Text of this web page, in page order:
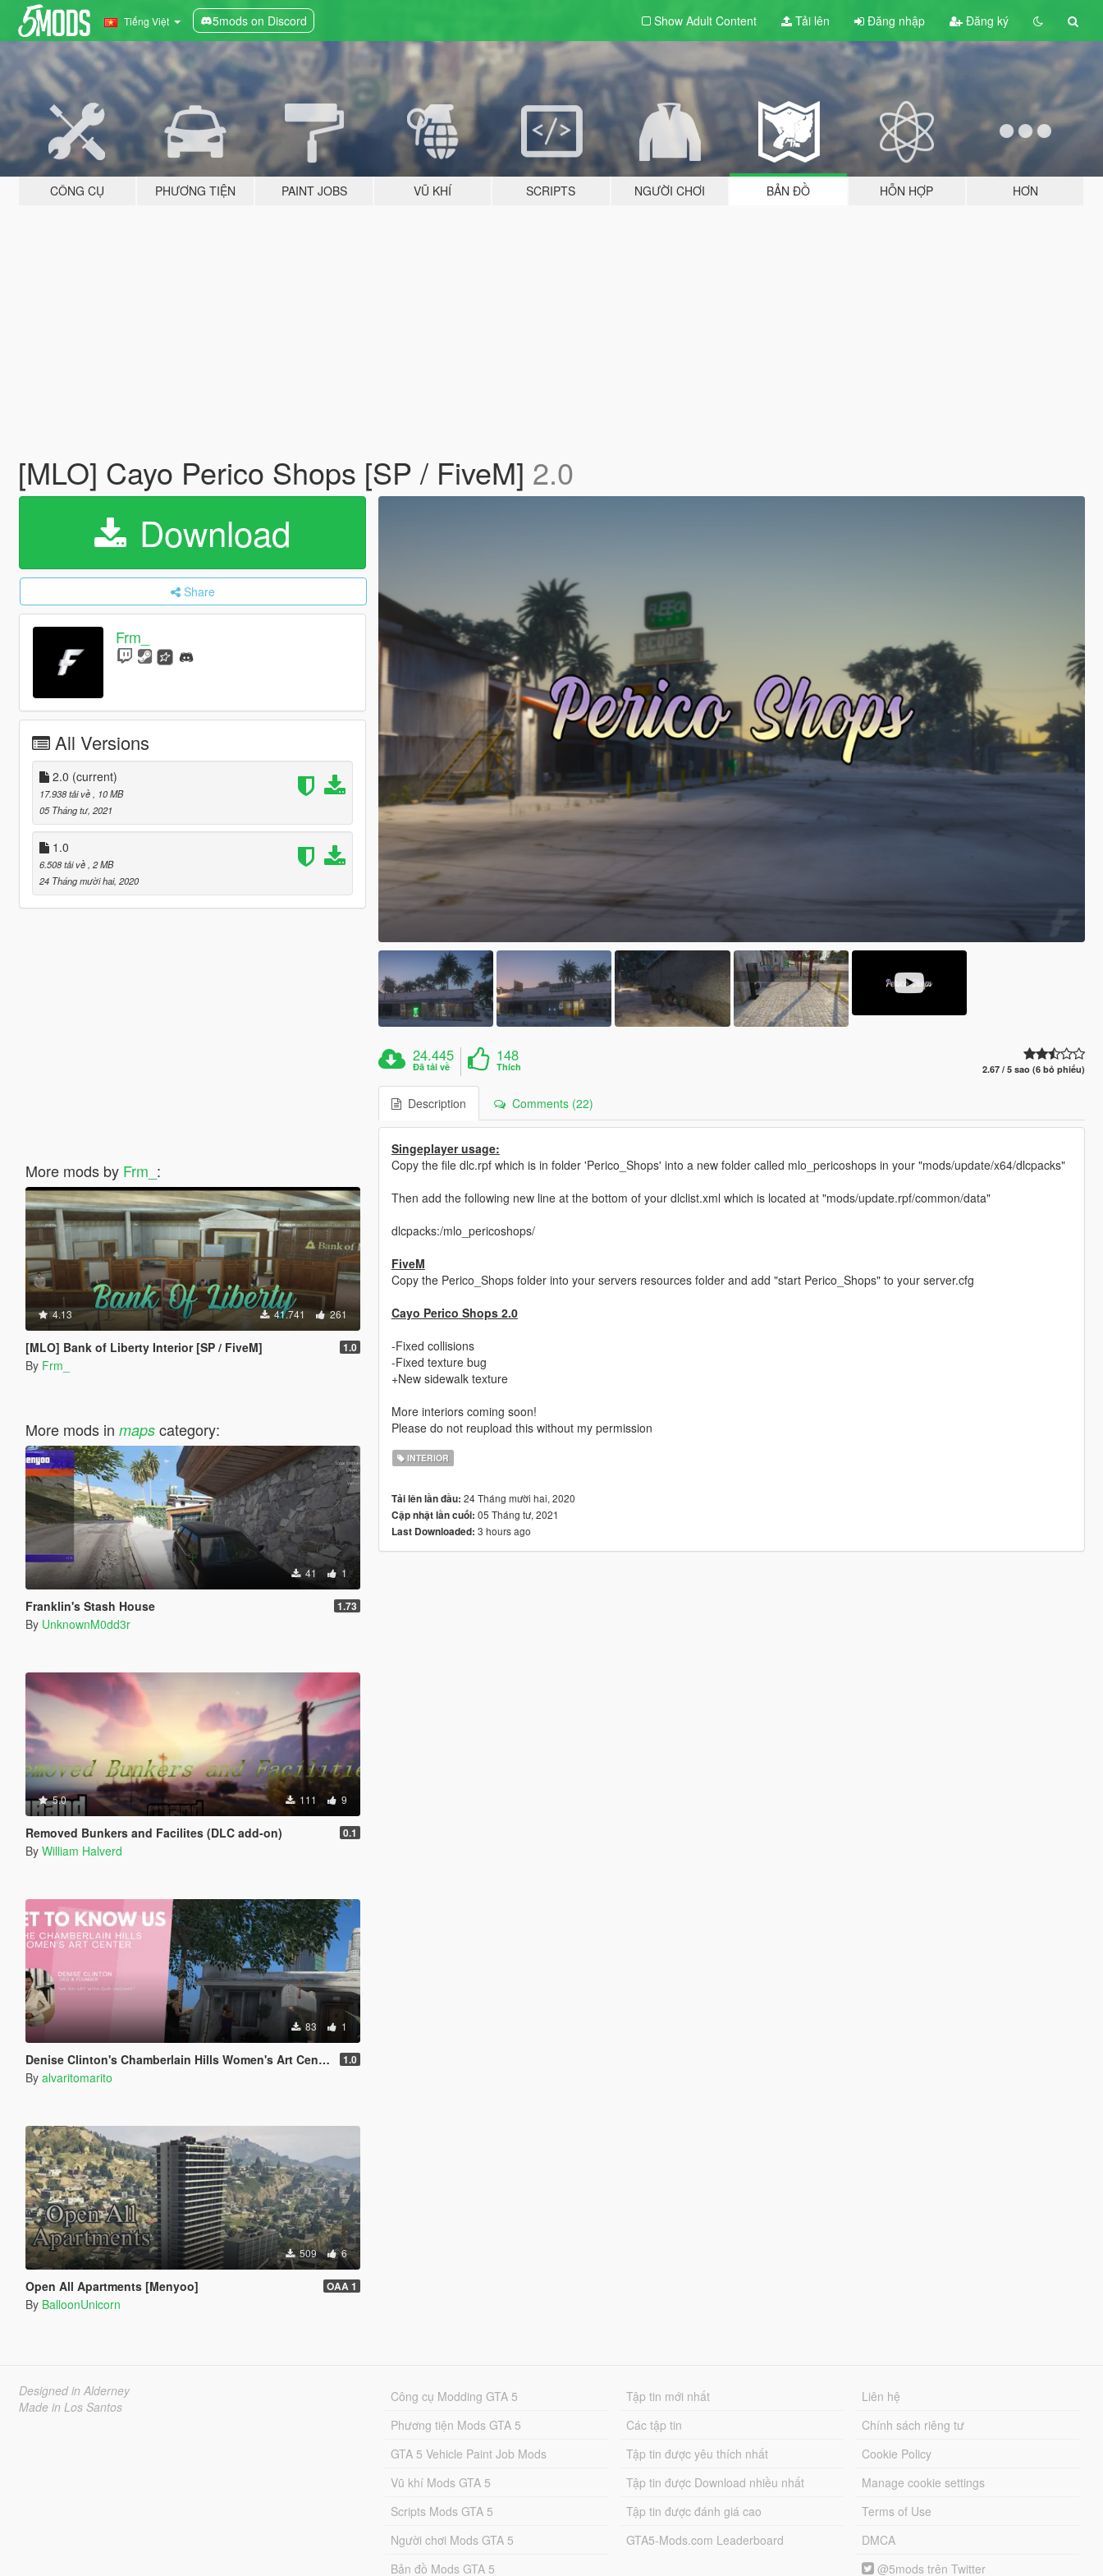
Tiếng Việt 5mods on Discord Show Adult Content Tải lên Đăng nhập Đăng ký
CÔNG CỤ PHƯƠNG TIỆN PAINT JOBS VŨ KHÍ SCRIPTS NGƯỜI CHƠI BẢN ĐỒ HỖN HỢP HƠN
[MLO] Cayo Perico Shops [SP / FiveM] 2.0
Download
Share
Frm_
All Versions
2.0 (current)
17.938 tải về
, 10 MB
05 Tháng tư, 2021
1.0
6.508 tải về , 2 MB
24 Tháng mười hai, 2020
More mods by Frm_ :
4.13 41.741 261
[MLO] Bank of Liberty Interior [SP / FiveM] 1.0
By Frm_
More mods in mapscategory:
41 1
Franklin's Stash House 1.73
By UnknownM0dd3r
5.0 111 9
Removed Bunkers and Facilites (DLC add-on) 0.1
By William Halverd
83 1
Denise Clinton's Chamberlain Hills Women's Art Center 1.0
By alvaritomarito
509 6
Open All Apartments [Menyoo] OAA 1
By BalloonUnicorn
24.445
Đã tải về
148
Thích 2.67 / 5 sao (6 bỏ phiếu)
Description Comments (22)
Singeplayer usage:
Copy the file dlc.rpf which is in folder 'Perico_Shops' into a new folder called mlo_pericoshops in your "mods/update/x64/dlcpacks"
Then add the following new line at the bottom of your dlclist.xml which is located at "mods/update.rpf/common/data"
dlcpacks:/mlo_pericoshops/
FiveM
Copy the Perico_Shops folder into your servers resources folder and add "start Perico_Shops" to your server.cfg
Cayo Perico Shops 2.0
-Fixed collisions
-Fixed texture bug
+New sidewalk texture
More interiors coming soon!
Please do not reupload this without my permission
INTERIOR
Tải lên lần đầu: 24 Tháng mười hai, 2020
Cập nhật lần cuối: 05 Tháng tư, 2021
Last Downloaded: 3 hours ago
Designed in Alderney
Made in Los Santos
Công cụ Modding GTA 5
Phương tiện Mods GTA 5
GTA 5 Vehicle Paint Job Mods
Vũ khí Mods GTA 5
Scripts Mods GTA 5
Người chơi Mods GTA 5
Bản đồ Mods GTA 5
Tập tin mới nhất
Các tập tin
Tập tin được yêu thích nhất
Tập tin được Download nhiều nhất
Tập tin được đánh giá cao
GTA5-Mods.com Leaderboard
Liên hệ
Chính sách riêng tư
Cookie Policy
Manage cookie settings
Terms of Use
DMCA
@5mods trên Twitter